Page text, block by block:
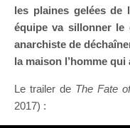
les plaines gelées de
équipe va sillonner le
anarchiste de
la maison l’homme
Le trailer de The Fate
2017) :